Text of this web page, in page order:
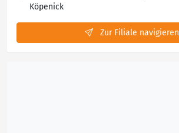
Köpenick
Zur Filiale navigieren